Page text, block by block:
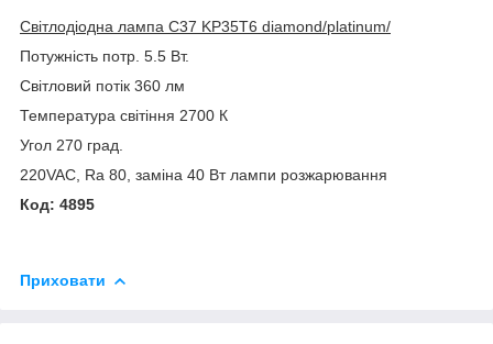
Світлодіодна лампа C37 KP35T6 diamond/platinum/
Потужність потр. 5.5 Вт.
Світловий потік 360 лм
Температура світіння 2700 К
Угол 270 град.
220VAC, Ra 80, заміна 40 Вт лампи розжарювання
Код: 4895
Приховати